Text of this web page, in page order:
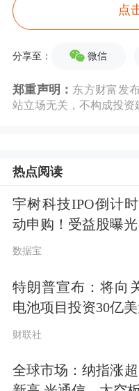
消息方面，A股
点
分享至： 微信
郑重声明： 东方财富发
站立场无关，不构成投资
热点阅读
宇树科技IPO倒计
动申购！受益股曝光
数据宝
特朗普宣布：将向
电池项目投资30亿
财联社
全球市场：纳指涨超